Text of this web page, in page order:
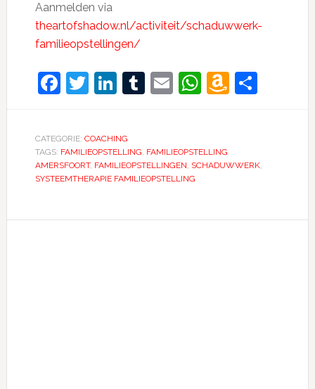
Aanmelden via
theartofshadow.nl/activiteit/schaduwwerk-
familieopstellingen/
Facebook
Twitter
LinkedIn
Tumblr
EmailWhatsApp
Amazon
Wish
CATEGORIE: COACHING
TAGS: FAMILIEOPSTELLING, FAMILIEOPSTELLING
AMERSFOORT, FAMILIEOPSTELLINGEN, SCHADUWWERK,
SYSTEEMTHERAPIE FAMILIEOPSTELLING